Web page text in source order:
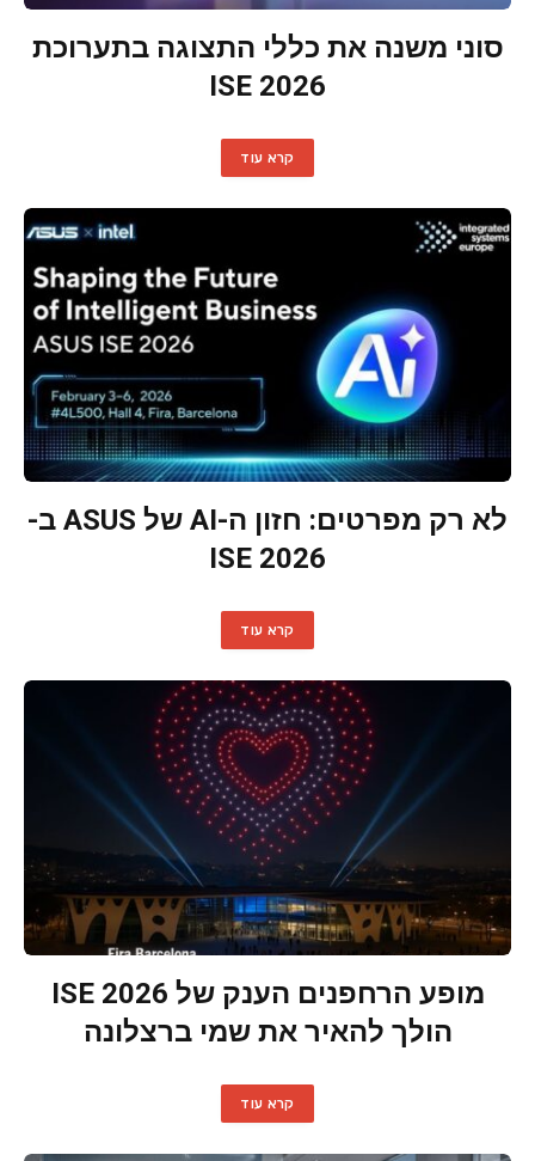
סוני משנה את כללי התצוגה בתערוכת
ISE 2026
קרא עוד
לא רק מפרטים: חזון ה-AI של ASUS ב-
ISE 2026
קרא עוד
מופע הרחפנים הענק של ISE 2026
הולך להאיר את שמי ברצלונה
קרא עוד